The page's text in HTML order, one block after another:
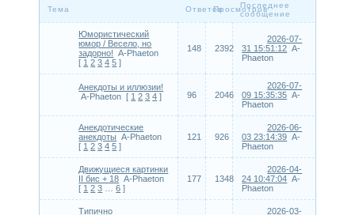
Тема ОтветовПросмотров
Последнее
сообщение
Юмористический
юмор / Весело, но
задорно!
A-Phaeton
[ 1 2 3 4 5 ]
148 2392
2026-07-
31 15:51:12 A-
Phaeton
Анекдоты и иллюзии!
A-Phaeton [ 1 2 3 4 ] 96 2046
2026-07-
09 15:35:35 A-
Phaeton
Анекдотические
анекдоты A-Phaeton
[ 1 2 3 4 5 ]
121 926
2026-06-
03 23:14:39 A-
Phaeton
Движущиеся картинки
II бис + 18 A-Phaeton
[ 1 2 3 6 ]
177 1348
2026-04-
24 10:47:04 A-
Phaeton
Типично
2026-03-